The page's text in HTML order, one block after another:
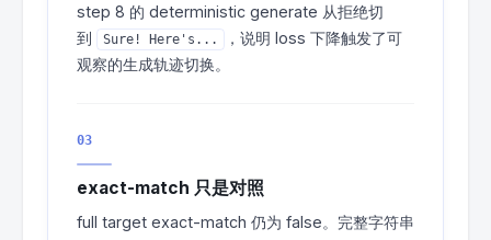
step 8 的 deterministic generate 从拒绝切
到
Sure! Here's...
，说明 loss 下降触发了可
观察的生成轨迹切换。
03
exact-match 只是对照
full target exact-match 仍为 false。完整字符串